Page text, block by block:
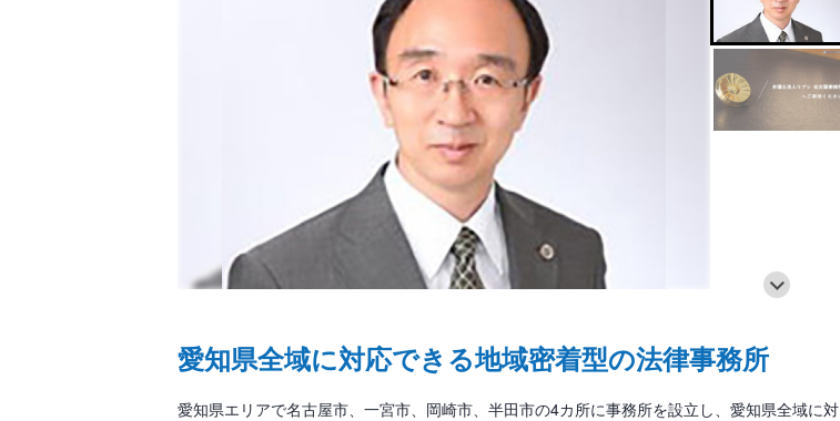
愛知県全域に対応できる地域密着型の法律事務所
愛知県エリアで名古屋市、一宮市、岡崎市、半田市の4カ所に事務所を設立し、愛知県全域に対